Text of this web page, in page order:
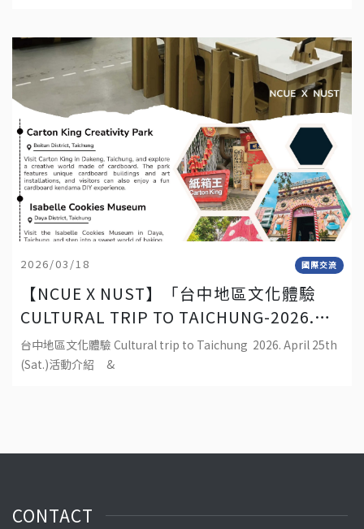
2026/03/18 國際交流
【NCUE X NUST】「台中地區文化體驗
CULTURAL TRIP TO TAICHUNG-2026.
APRIL 25TH (SAT.)」
台中地區文化體驗 Cultural trip to Taichung 2026. April 25th
(Sat.)活動介紹 &
CONTACT